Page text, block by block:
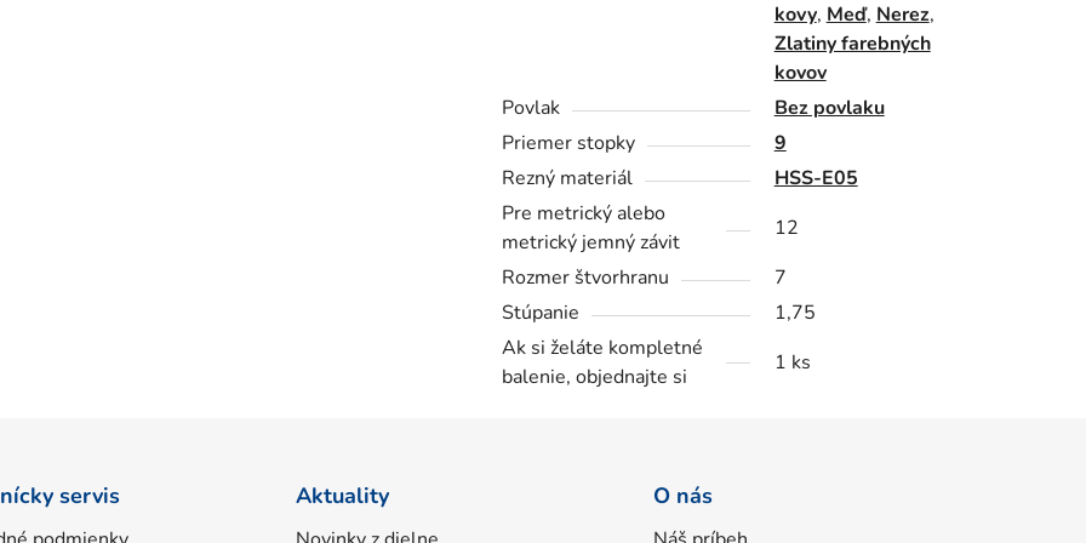
kovy, Meď, Nerez,
Zlatiny farebných
kovov
Povlak
Bez povlaku
Priemer stopky
9
Rezný materiál
HSS-E05
Pre metrický alebo
metrický jemný závit
12
Rozmer štvorhranu
7
Stúpanie
1,75
Ak si želáte kompletné
balenie, objednajte si
1 ks
servis Aktuality O nás